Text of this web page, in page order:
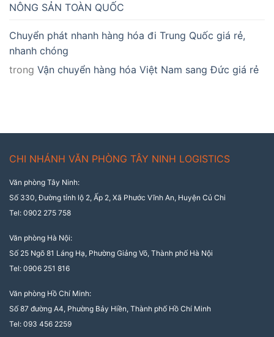
NÔNG SẢN TOÀN QUỐC
Chuyển phát nhanh hàng hóa đi Trung Quốc giá rẻ,
nhanh chóng
trong Vận chuyển hàng hóa Việt Nam sang Đức giá rẻ
CHI NHÁNH VĂN PHÒNG TÂY NINH LOGISTICS
Văn phòng Tây Ninh:
Số 330, Đường tỉnh lộ 2, Ấp 2, Xã Phước Vĩnh An, Huyện Củ Chi
Tel: 0902 275 758
Văn phòng Hà Nội:
Số 25 Ngõ 81 Láng Hạ, Phường Giảng Võ, Thành phố Hà Nội
Tel: 0906 251 816
Văn phòng Hồ Chí Minh:
Số 87 đường A4, Phường Bảy Hiền, Thành phố Hồ Chí Minh
Tel: 093 456 2259